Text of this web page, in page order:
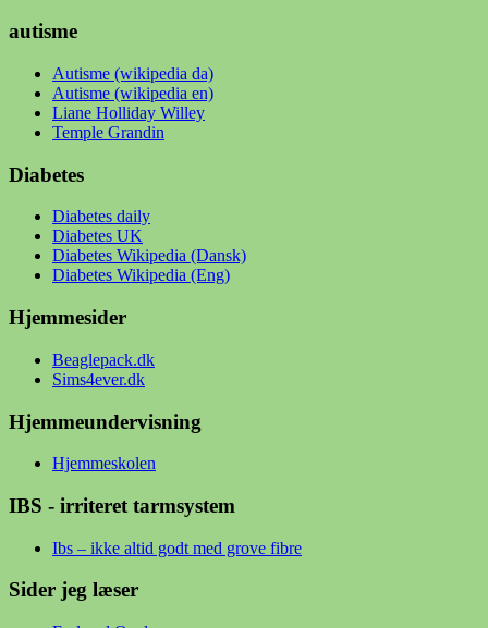
autisme
Autisme (wikipedia da)
Autisme (wikipedia en)
Liane Holliday Willey
Temple Grandin
Diabetes
Diabetes daily
Diabetes UK
Diabetes Wikipedia (Dansk)
Diabetes Wikipedia (Eng)
Hjemmesider
Beaglepack.dk
Sims4ever.dk
Hjemmeundervisning
Hjemmeskolen
IBS - irriteret tarmsystem
Ibs – ikke altid godt med grove fibre
Sider jeg læser